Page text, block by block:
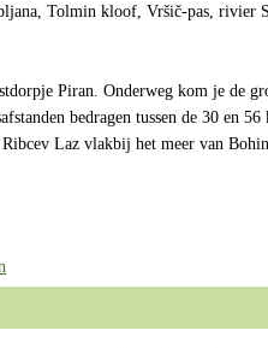
Tolmin kloof, Vršič-pas, rivier
Piran. Onderweg kom je de
bedragen tussen de 30 en
Laz vlakbij het meer van